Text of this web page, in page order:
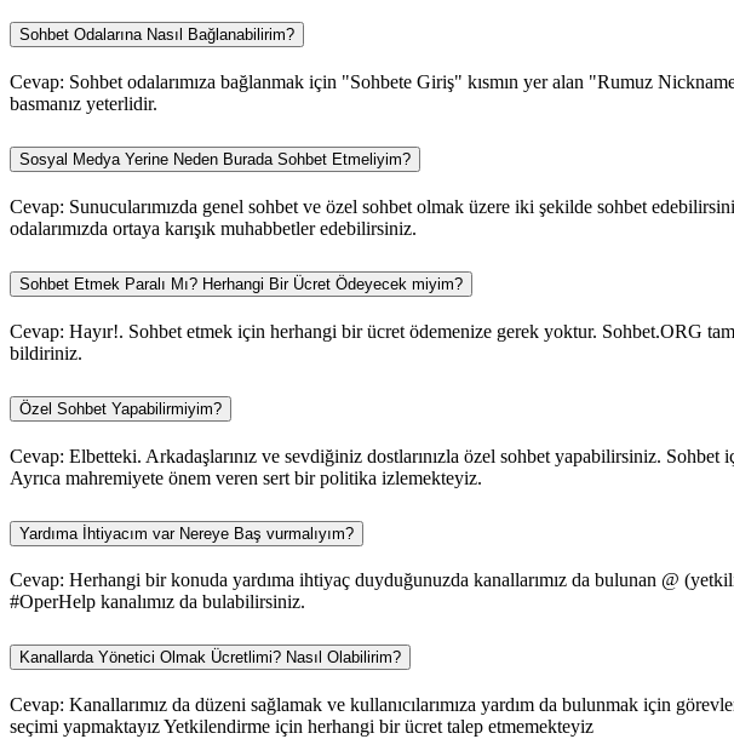
Sohbet Odalarına Nasıl Bağlanabilirim?
Cevap: Sohbet odalarımıza bağlanmak için "Sohbete Giriş" kısmın yer alan "Rumuz
basmanız yeterlidir.
Sosyal Medya Yerine Neden Burada Sohbet Etmeliyim?
Cevap: Sunucularımızda genel sohbet ve özel sohbet olmak üzere iki şekilde sohbet
odalarımızda ortaya karışık muhabbetler edebilirsiniz.
Sohbet Etmek Paralı Mı? Herhangi Bir Ücret Ödeyecek miyim?
Cevap: Hayır!. Sohbet etmek için herhangi bir ücret ödemenize gerek yoktur. Sohbet.ORG
bildiriniz.
Özel Sohbet Yapabilirmiyim?
Cevap: Elbetteki. Arkadaşlarınız ve sevdiğiniz dostlarınızla özel sohbet yapabilirsiniz.
Ayrıca mahremiyete önem veren sert bir politika izlemekteyiz.
Yardıma İhtiyacım var Nereye Baş vurmalıyım?
Cevap: Herhangi bir konuda yardıma ihtiyaç duyduğunuzda kanallarımız da bulunan @
#OperHelp kanalımız da bulabilirsiniz.
Kanallarda Yönetici Olmak Ücretlimi? Nasıl Olabilirim?
Cevap: Kanallarımız da düzeni sağlamak ve kullanıcılarımıza yardım da bulunmak için
seçimi yapmaktayız Yetkilendirme için herhangi bir ücret talep etmemekteyiz